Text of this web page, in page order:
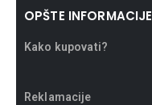
OPŠTE INFORMACIJE
Kako kupovati?
Reklamacije